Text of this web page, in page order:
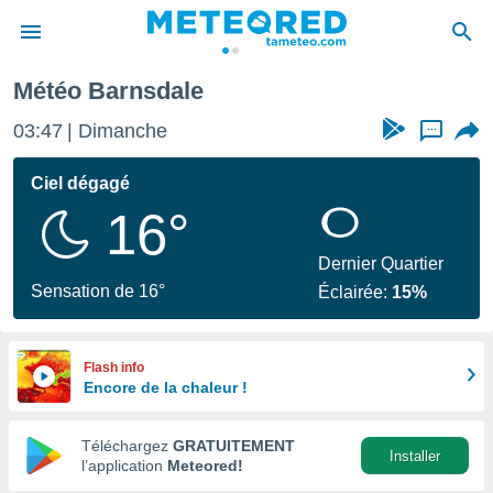
de
en
Météo Barnsdale
03:47 Dimanche ...
Ciel dégagé
16°
Sensation de 16°
Dernier Quartier
Éclairée: 15%
Flash info
Encore de la chaleur !
Téléchargez GRATUITEMENT
l’application Meteored!
Installer